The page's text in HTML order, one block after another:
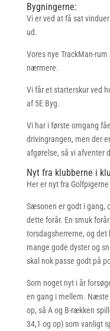
Bygningerne:
Vi er ved at få sat
ud.
Vores nye TrackMan-
nærmere.
Vi får et starterskur ved
af 5E Byg.
Vi har i første omgang
drivingrangen, men der
afgørelse, så vi afventer
Nyt fra klubberne i
Her er nyt fra
Sæsonen er godt i gang,
dette forår. En smuk
torsdagsherrerne, og det
mange gode dyster og
skal nok passe godt på
Som noget nyt i år
en gang i mellem.
op, så A og B-rækken
34,1 og op) som vanligt